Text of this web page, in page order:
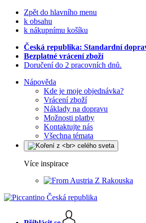
Zpět do hlavního menu
k obsahu
k nákupnímu košíku
Česká republika: Standardní
Bezplatné vrácení zboží
Doručení do 2 pracovních dnů.
Nápověda
Kde je moje objednávka?
Vrácení zboží
Náklady na dopravu
Možnosti platby
Kontaktujte nás
Všechna témata
Více inspirace
Z Rakouska